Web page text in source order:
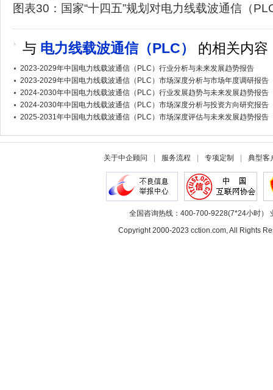
图表30：国家“十四五”规划对电力线载波通信（
与 电力线载波通信（PLC） 的相关内容
2023-2029年中国电力线载波通信（PLC）行业分析与未来发展趋势报告
2023-2029年中国电力线载波通信（PLC）市场深度分析与市场年度调研报告
2024-2030年中国电力线载波通信（PLC）行业发展趋势与未来发展趋势报告
2024-2030年中国电力线载波通信（PLC）市场深度分析与投资方向研究报告
2025-2031年中国电力线载波通信（PLC）市场深度评估与未来发展趋势报告
关于中企顾问 服务流程 专项定制 典型客
全国咨询热线：400-700-9228(7*24小时）
Copyright 2000-2023 cction.com, All Rights